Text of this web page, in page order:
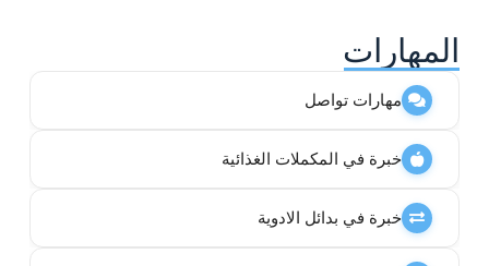
المهارات
مهارات تواصل
خبرة في المكملات الغذائية
خبرة في بدائل الادوية